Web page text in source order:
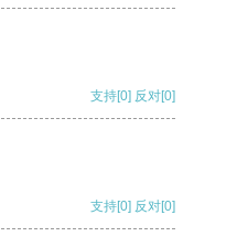
支持[0] 反对[0]
支持[0] 反对[0]